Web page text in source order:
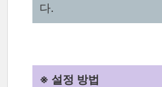
다.
※ 설정 방법